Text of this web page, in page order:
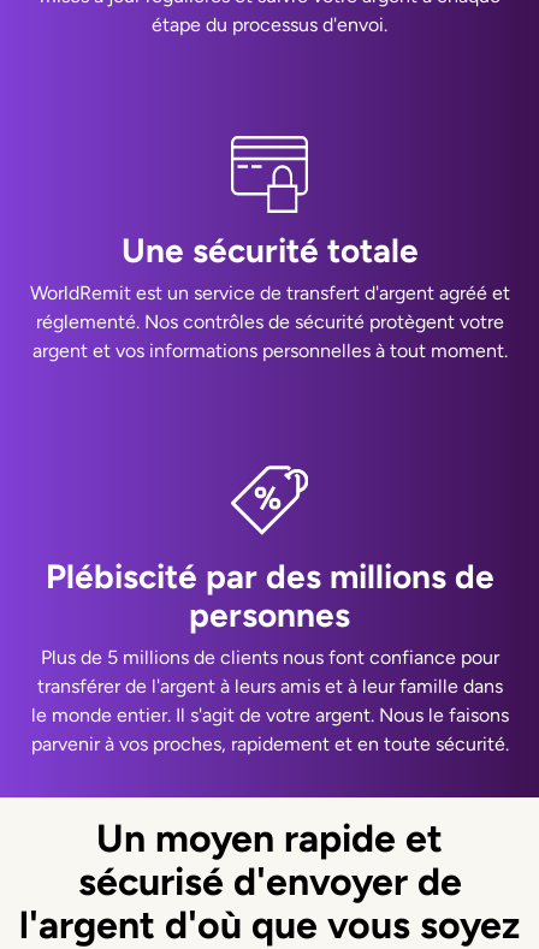
étape du processus d'envoi.
Une sécurité totale
WorldRemit est un service de transfert d'argent agréé et
réglementé. Nos contrôles de sécurité protègent votre
argent et vos informations personnelles à tout moment.
Plébiscité par des millions de
personnes
Plus de 5 millions de clients nous font confiance pour
transférer de l'argent à leurs amis et à leur famille dans
le monde entier. Il s'agit de votre argent. Nous le faisons
parvenir à vos proches, rapidement et en toute sécurité.
Un moyen rapide et
sécurisé d'envoyer de
l'argent d'où que vous soyez